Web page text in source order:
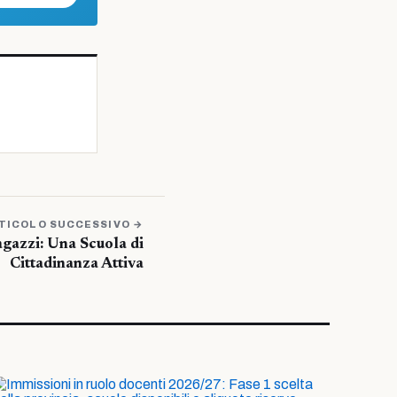
SUCCESSIVO →
Una Scuola di
Cittadinanza Attiva